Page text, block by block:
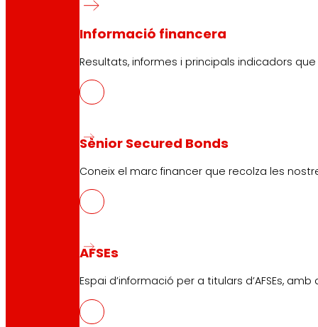
Informació financera
Resultats, informes i principals indicadors
Sènior Secured Bonds
Coneix el marc financer que recolza les
AFSEs
Espai d’informació per a titulars d’AFSEs,